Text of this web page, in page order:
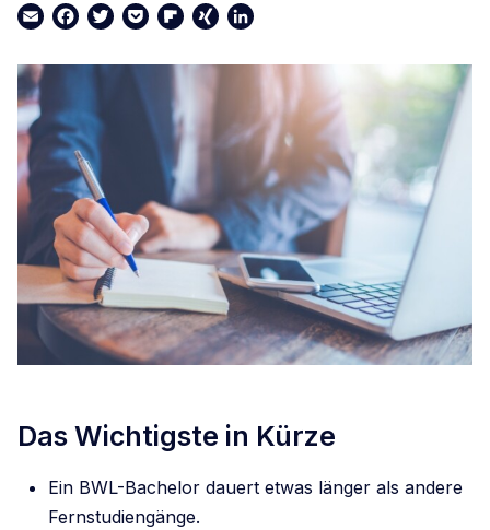
EmailFacebook
TwitterPocketFlipboard
XINGLinkedIn
Das Wichtigste in Kürze
Ein BWL-Bachelor dauert etwas länger als andere
Fernstudiengänge.